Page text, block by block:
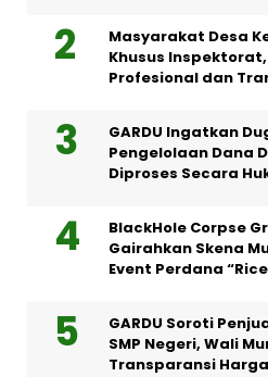
Masyarakat Desa
Khusus
Profesional dan
GARDU Ingatkan
Pengelolaan Dana
Diproses Secara
BlackHole Corpse
Gairahkan Skena
Event Perdana
GARDU Soroti
SMP Negeri, Wali
Transparansi Harga